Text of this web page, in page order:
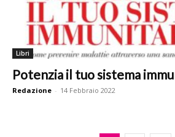
Libri
Potenzia il tuo sistema
Redazione - 14 Febbraio 2022